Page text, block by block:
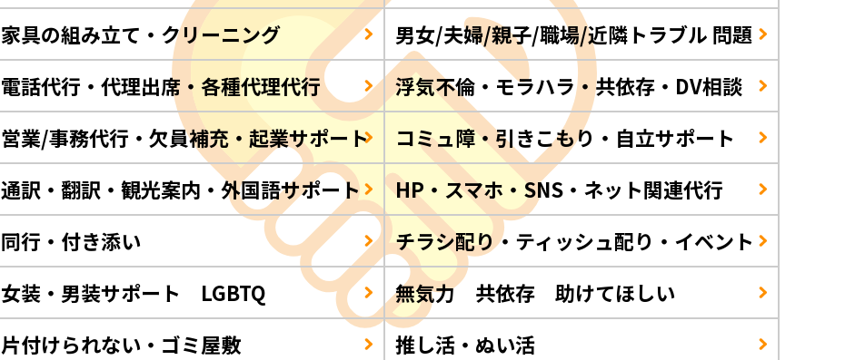
家具の組み立て・クリーニング
男女/夫婦/親子/職場/近隣トラブル 問題
電話代行・代理出席・各種代理代行
浮気不倫・モラハラ・共依存・DV相談
営業/事務代行・欠員補充・起業サポート
コミュ障・引きこもり・自立サポート
通訳・翻訳・観光案内・外国語サポート
HP・スマホ・SNS・ネット関連代行
同行・付き添い
チラシ配り・ティッシュ配り・イベント
女装・男装サポート LGBTQ
無気力 共依存 助けてほしい
片付けられない・ゴミ屋敷
推し活・ぬい活